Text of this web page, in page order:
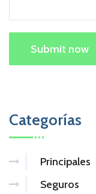
Submit now
Categorías
Principales
Seguros